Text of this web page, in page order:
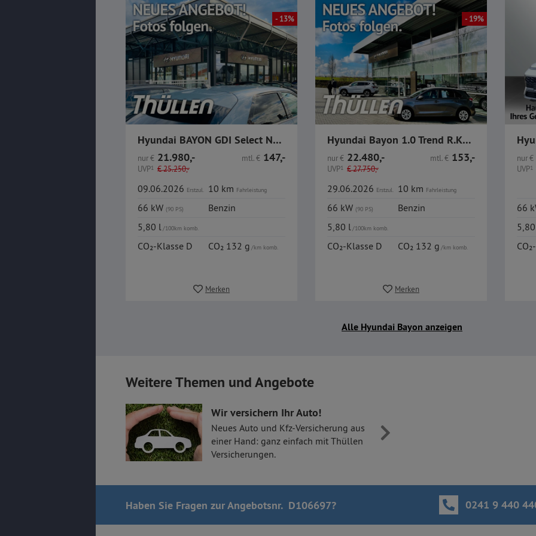
- 13%
Hyundai BAYON GDI Select Navi BT PDC Kamera Klima
nur€ 21.980,-
UVP1 €25.250,-
mtl.€ 147,-
09.06.2026 Erstzul. 10 km Fahrleistung
66 kW (90 PS)
Benzin
5,80 l/100km komb.
CO₂-Klasse D CO₂ 132 g/km komb.
Merken
- 19%
Hyundai Bayon 1.0 Trend R.Kamera CarPlay Sitzheizung
nur€ 22.480,-
UVP1 €27.750,-
mtl.€ 153,-
29.06.2026 Erstzul. 10 km Fahrleistung
66 kW (90 PS)
Benzin
5,80 l/100km komb.
CO₂-Klasse D CO₂ 132 g/km komb.
Merken
nur€
UVP1
66
Alle Hyundai Bayon anzeigen
Weitere Themen und Angebote
Wir versichern Ihr Auto!
Neues Auto und Kfz-Versicherung aus
einer Hand: ganz einfach mit Thüllen
Versicherungen.
Haben Sie Fragen zur Angebotsnr. D106697? 0241 9 440